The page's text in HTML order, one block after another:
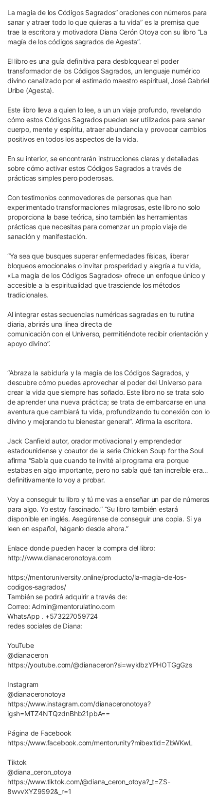
La magia de los Códigos Sagrados” oraciones con números para
sanar y atraer todo lo que quieras a tu vida” es la premisa que
trae la escritora y motivadora Diana Cerón Otoya con su libro “La
magía de los códigos sagrados de Agesta”.
El libro es una guía definitiva para desbloquear el poder
transformador de los Códigos Sagrados, un lenguaje numérico
divino canalizado por el estimado maestro espiritual, José Gabriel
Uribe (Agesta).
Este libro lleva a quien lo lee, a un un viaje profundo, revelando
cómo estos Códigos Sagrados pueden ser utilizados para sanar
cuerpo, mente y espíritu, atraer abundancia y provocar cambios
positivos en todos los aspectos de la vida.
En su interior, se encontrarán instrucciones claras y detalladas
sobre cómo activar estos Códigos Sagrados a través de
prácticas simples pero poderosas.
Con testimonios conmovedores de personas que han
experimentado transformaciones milagrosas, este libro no solo
proporciona la base teórica, sino también las herramientas
prácticas que necesitas para comenzar un propio viaje de
sanación y manifestación.
“Ya sea que busques superar enfermedades físicas, liberar
bloqueos emocionales o invitar prosperidad y alegría a tu vida,
«La magia de los Códigos Sagrados» ofrece un enfoque único y
accesible a la espiritualidad que trasciende los métodos
tradicionales.
Al integrar estas secuencias numéricas sagradas en tu rutina
diaria, abrirás una línea directa de
comunicación con el Universo, permitiéndote recibir orientación y
apoyo divino”.
“Abraza la sabiduría y la magia de los Códigos Sagrados, y
descubre cómo puedes aprovechar el poder del Universo para
crear la vida que siempre has soñado. Este libro no se trata solo
de aprender una nueva práctica; se trata de embarcarse en una
aventura que cambiará tu vida, profundizando tu conexión con lo
divino y mejorando tu bienestar general”. Afirma la escritora.
Jack Canfield autor, orador motivacional y emprendedor
estadounidense y coautor de la serie Chicken Soup for the Soul
afirma “Sabía que cuando te invité al programa era porque
estabas en algo importante, pero no sabía qué tan increíble era…
definitivamente lo voy a probar.
Voy a conseguir tu libro y tú me vas a enseñar un par de números
para algo. Yo estoy fascinado.” “Su libro también estará
disponible en inglés. Asegúrense de conseguir una copia. Si ya
leen en español, háganlo desde ahora.”
Enlace donde pueden hacer la compra del libro:
http://www.dianaceronotoya.com
https://mentoruniversity.online/producto/la-magia-de-los-
codigos-sagrados/
También se podrá adquirir a través de:
Correo: Admin@mentorulatino.com
WhatsApp . +573227059724
redes sociales de Diana:
YouTube
@dianaceron
https://youtube.com/@dianaceron?si=wyklbzYPHOTGgGzs
Instagram
@dianaceronotoya
https://www.instagram.com/dianaceronotoya?
igsh=MTZ4NTQzdnBhb21pbA==
Página de Facebook
https://www.facebook.com/mentorunity?mibextid=ZbWKwL
Tiktok
@diana_ceron_otoya
https://www.tiktok.com/@diana_ceron_otoya?_t=ZS-
8wvvXYZ9S92&_r=1